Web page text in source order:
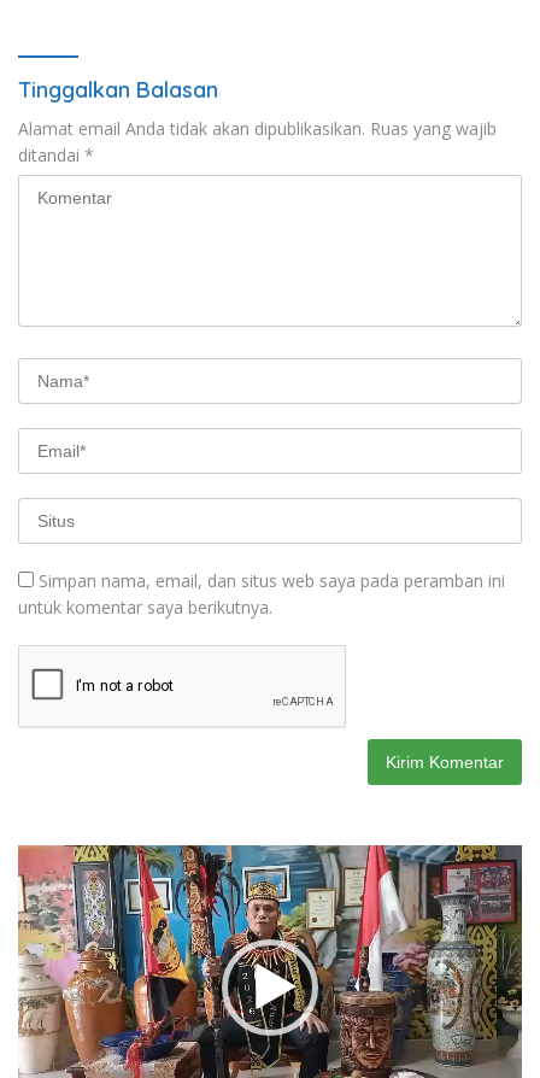
Tinggalkan Balasan
Alamat email Anda tidak akan dipublikasikan. Ruas yang wajib
ditandai *
Simpan nama, email, dan situs web saya pada peramban ini
untuk komentar saya berikutnya.
Pemutar
Video